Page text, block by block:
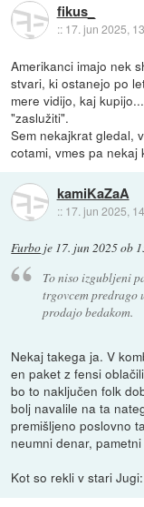
fikus_
:: 17. jun 2025,
Amerikanci imajo nek
stvari, ki ostanejo po
mere vidijo, kaj
"zaslužiti".
Sem nekajkrat gledal,
cotami, vmes pa nekaj
kamiKaZaA
:: 17. jun 2025,
Furbo je 17. jun 2025 ob
To niso izgubljeni
trgovcem predrago
prodajo bedakom.
Nekaj takega ja. V
en paket z fensi
bo to naključen folk
bolj navalile na ta
premišljeno poslovno
neumni denar,
Kot so rekli v stari